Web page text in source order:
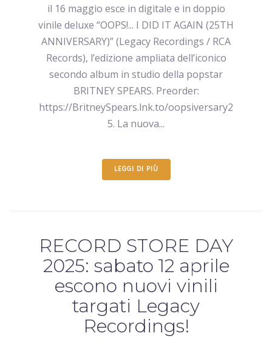
il 16 maggio esce in digitale e in doppio
vinile deluxe “OOPS!... I DID IT AGAIN (25TH
ANNIVERSARY)” (Legacy Recordings / RCA
Records), l’edizione ampliata dell’iconico
secondo album in studio della popstar
BRITNEY SPEARS. Preorder:
https://BritneySpears.lnk.to/oopsiversary2
5. La nuova...
LEGGI DI PIÙ
RECORD STORE DAY
2025: sabato 12 aprile
escono nuovi vinili
targati Legacy
Recordings!